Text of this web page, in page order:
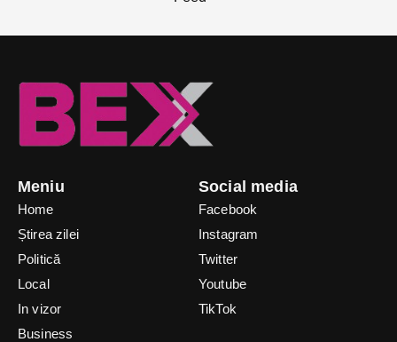
Meniu
Home
Știrea zilei
Politică
Local
In vizor
Business
Social media
Facebook
Instagram
Twitter
Youtube
TikTok